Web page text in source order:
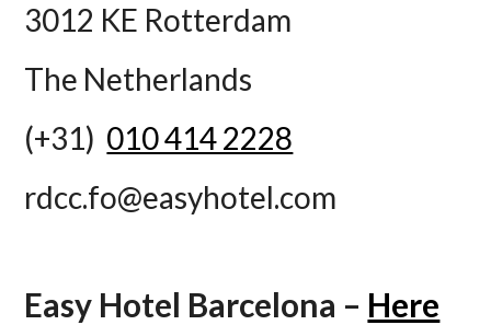
3012 KE Rotterdam
The Netherlands
(+31) 010 414 2228
rdcc.fo@easyhotel.com
Easy Hotel Barcelona – Here